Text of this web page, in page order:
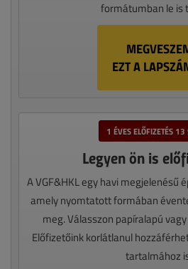
formátumban le is
EZT A
1 ÉVES ELŐFIZETÉS
Legyen ön is
A VGF&HKL egy havi megjelenésű
amely nyomtatott formában
meg. Válasszon papíralapú
Előfizetőink korlátlanul
tartalmához